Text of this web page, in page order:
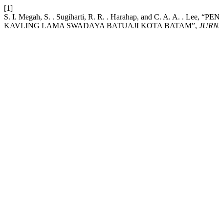
[1]
S. I. Megah, S. . Sugiharti, R. R. . Harahap, and C. A. A. . Lee,
KAVLING LAMA SWADAYA BATUAJI KOTA BATAM”,